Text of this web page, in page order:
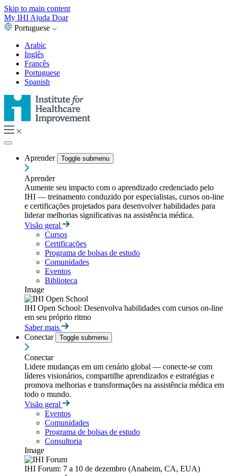
Skip to main content
My IHI Ajuda Doar
Portuguese
Arabic
Inglês
Francês
Portuguese
Spanish
Aprender Toggle submenu
Aprender
Aumente seu impacto com o aprendizado credenciado pelo
IHI — treinamento conduzido por especialistas, cursos on-line
e certificações projetados para desenvolver habilidades para
liderar melhorias significativas na assistência médica.
Visão geral
Cursos
Certificações
Programa de bolsas de estudo
Comunidades
Eventos
Biblioteca
Image
IHI Open School: Desenvolva habilidades com cursos on-line
em seu próprio ritmo
Saber mais
Conectar
Toggle submenu
Conectar
Lidere mudanças em um cenário global — conecte-se com
líderes visionários, compartilhe aprendizados e estratégias e
promova melhorias e transformações na assistência médica em
todo o mundo.
Visão geral
Eventos
Comunidades
Programa de bolsas de estudo
Consultoria
Image
IHI Forum: 7 a 10 de dezembro (Anaheim, CA, EUA)